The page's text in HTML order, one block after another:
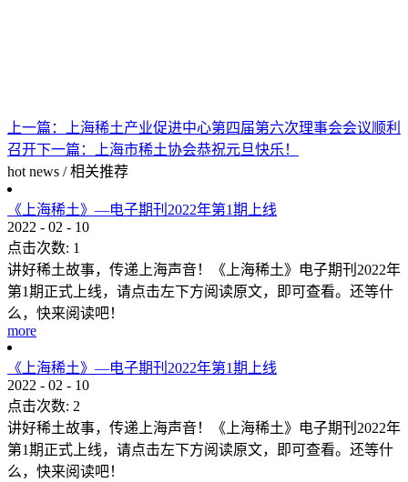
上一篇：
上海稀土产业促进中心第四届第六次理事会会议顺利
召开下一篇：
上海市稀土协会恭祝元旦快乐！
hot news / 相关推荐
《上海稀土》—电子期刊2022年第1期上线
2022 - 02 - 10
点击次数: 1
讲好稀土故事，传递上海声音！《上海稀土》电子期刊2022年
第1期正式上线，请点击左下方阅读原文，即可查看。还等什
么，快来阅读吧！
more
《上海稀土》—电子期刊2022年第1期上线
2022 - 02 - 10
点击次数: 2
讲好稀土故事，传递上海声音！《上海稀土》电子期刊2022年
第1期正式上线，请点击左下方阅读原文，即可查看。还等什
么，快来阅读吧！